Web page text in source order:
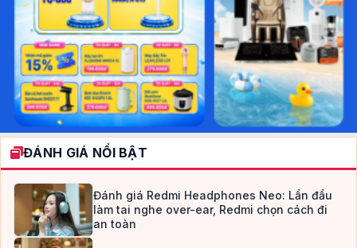
ĐÁNH GIÁ NỔI BẬT
Đánh giá Redmi Headphones Neo: Lần đầu
làm tai nghe over-ear, Redmi chọn cách đi
an toàn